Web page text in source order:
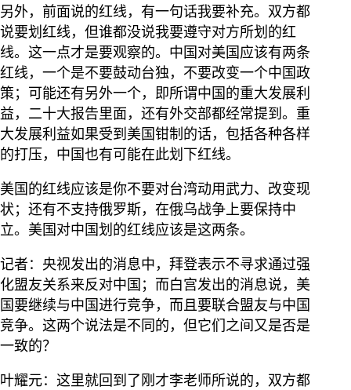
另外，前面说的红线，有一句话我要补充。双方都
说要划红线，但谁都没说我要遵守对方所划的红
线。这一点才是要观察的。中国对美国应该有两条
红线，一个是不要鼓动台独，不要改变一个中国政
策；可能还有另外一个，即所谓中国的重大发展利
益，二十大报告里面，还有外交部都经常提到。重
大发展利益如果受到美国钳制的话，包括各种各样
的打压，中国也有可能在此划下红线。
美国的红线应该是你不要对台湾动用武力、改变现
状；还有不支持俄罗斯，在俄乌战争上要保持中
立。美国对中国划的红线应该是这两条。
记者：央视发出的消息中，拜登表示不寻求通过强
化盟友关系来反对中国；而白宫发出的消息说，美
国要继续与中国进行竞争，而且要联合盟友与中国
竞争。这两个说法是不同的，但它们之间又是否是
一致的？
叶耀元：这里就回到了刚才李老师所说的，双方都